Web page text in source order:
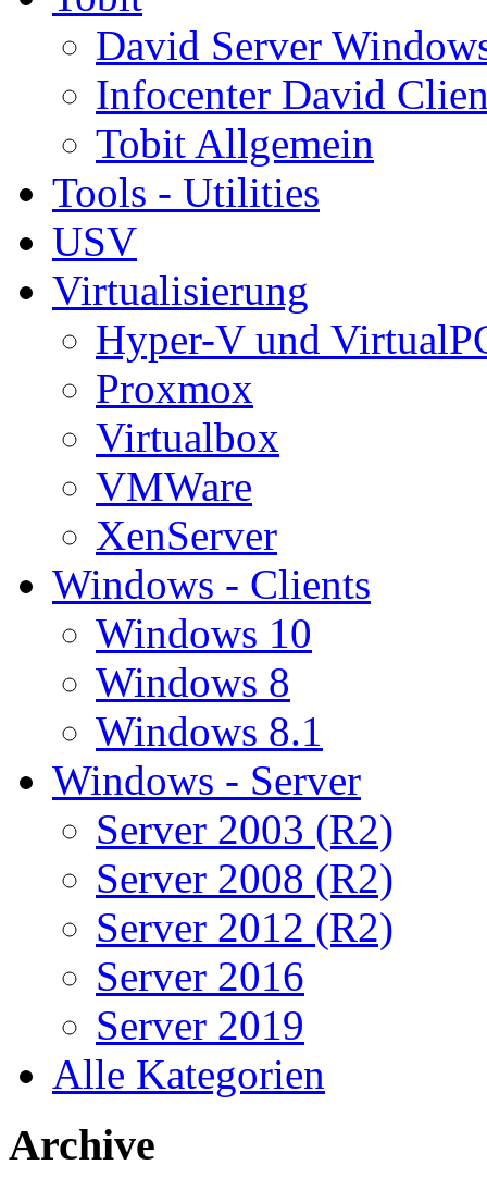
David Server
Infocenter David
Tobit Allgemein
Tools - Utilities
USV
Virtualisierung
Hyper-V und
Proxmox
Virtualbox
VMWare
XenServer
Windows - Clients
Windows 10
Windows 8
Windows 8.1
Windows - Server
Server 2003 (R2)
Server 2008 (R2)
Server 2012 (R2)
Server 2016
Server 2019
Alle Kategorien
Archive